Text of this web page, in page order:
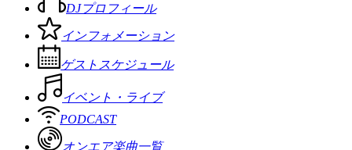
DJプロフィール
インフォメーション
ゲストスケジュール
イベント・ライブ
PODCAST
オンエア楽曲一覧